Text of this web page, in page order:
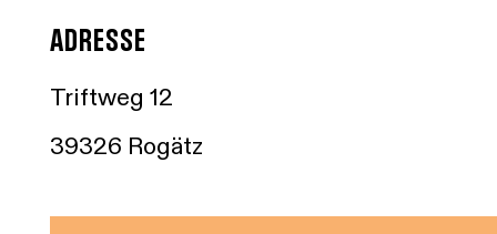
ADRESSE
Triftweg 12
39326 Rogätz